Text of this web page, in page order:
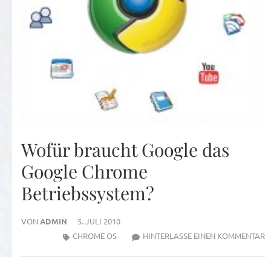
Wofür braucht Google das
Google Chrome
Betriebssystem?
VONADMIN
5. JULI 2010
HINTERLASSE EINEN KOMMENTAR
CHROME OS